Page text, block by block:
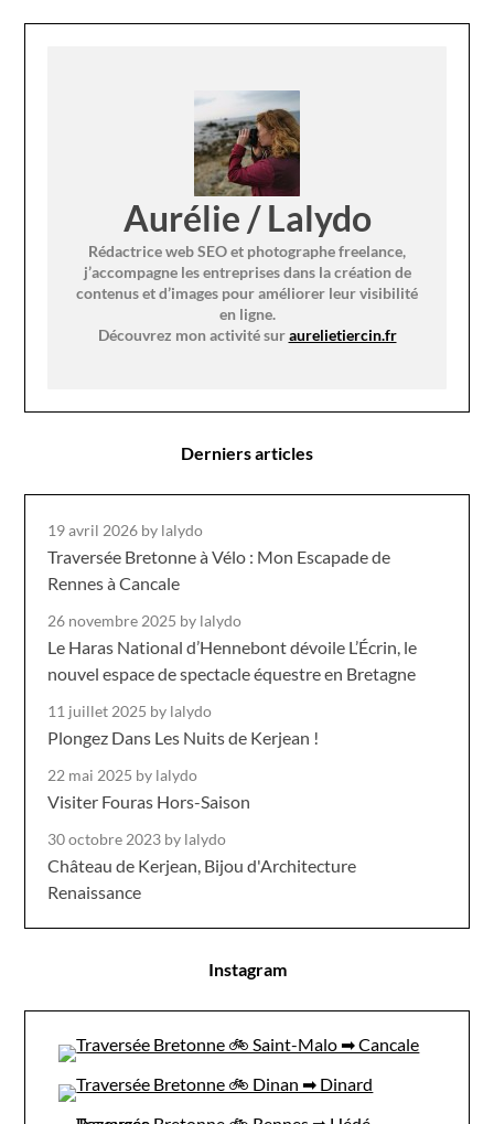
Aurélie / Lalydo
Rédactrice web SEO et photographe freelance,
j’accompagne les entreprises dans la création de
contenus et d’images pour améliorer leur visibilité
en ligne.
Découvrez mon activité suraurelietiercin.fr
Derniers articles
19 avril 2026 by lalydo
Traversée Bretonne à Vélo : Mon Escapade de
Rennes à Cancale
26 novembre 2025 by lalydo
Le Haras National d’Hennebont dévoile L’Écrin, le
nouvel espace de spectacle équestre en Bretagne
11 juillet 2025 by lalydo
Plongez Dans Les Nuits de Kerjean !
22 mai 2025 by lalydo
Visiter Fouras Hors-Saison
30 octobre 2023 by lalydo
Château de Kerjean, Bijou d'Architecture
Renaissance
Instagram